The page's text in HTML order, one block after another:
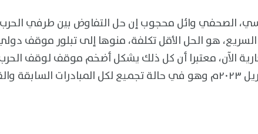
الصحفي وائل محجوب إن حل التفاوض بين طرفي الحرب
هو الحل الأقل تكلفة، منوها إلى تبلور موقف
الآن، معتبرا أن كل ذلك يشكل أضخم موقف لوقف